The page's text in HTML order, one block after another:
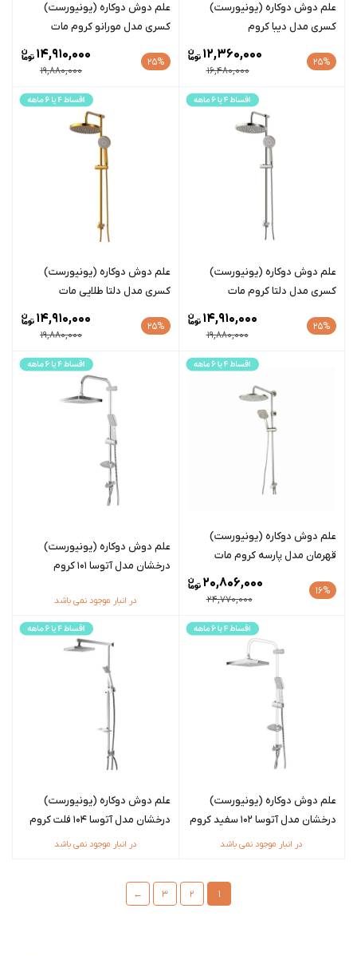
علم دوش دوکاره (یونیورست)
کسری مدل دیبا کروم
25%
16,480,000
12,360,000
علم دوش دوکاره (یونیورست)
کسری مدل مورانو کروم مات
25%
19,880,000
14,910,000
علم دوش دوکاره (یونیورست)
کسری مدل دلتا کروم مات
25%
19,880,000
14,910,000
علم دوش دوکاره (یونیورست)
کسری مدل دلتا طلایی مات
25%
19,880,000
14,910,000
علم دوش دوکاره (یونیورست)
قهرمان مدل پارسه کروم مات
16%
24,770,000
20,806,000
علم دوش دوکاره (یونیورست)
درخشان مدل آتوسا 101 کروم
در انبار موجود نمی باشد
علم دوش دوکاره (یونیورست)
درخشان مدل آتوسا 102 سفید کروم
در انبار موجود نمی باشد
علم دوش دوکاره (یونیورست)
درخشان مدل آتوسا 104 فلت کروم
در انبار موجود نمی باشد
1
2
3
←